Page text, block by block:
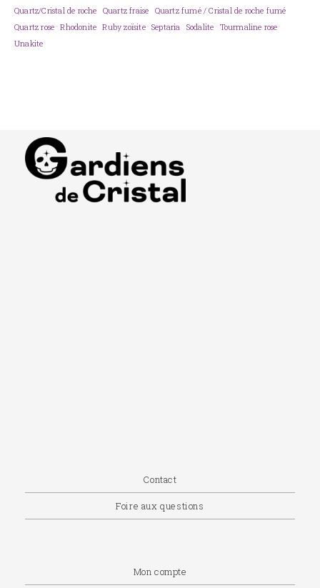
Quartz/Cristal de roche
Quartz fraise
Quartz fumé / Cristal de roche fumé
Quartz rose
Rhodonite Ruby zoïsite Septaria Sodalite
Tourmaline rose
Unakite
Contact
Foire aux questions
Mon compte